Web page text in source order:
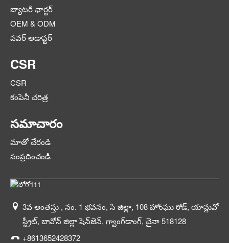
బ్యాటరీ ఛార్జర్
OEM & ODM
పవర్ అడాప్టర్
CSR
CSR
కంపెనీ చరిత్ర
సమాచారం
మాతో చేరండి
సంప్రదించండి
3వ అంతస్తు , నం. 1 భవనం, సి జిల్లా, 108 హోంఘు రోడ్, యాన్లువో
స్ట్రీట్, బావోన్ జిల్లా షెన్‌జెన్, గ్వాంగ్‌డాంగ్, చైనా 518128
+8613652428372